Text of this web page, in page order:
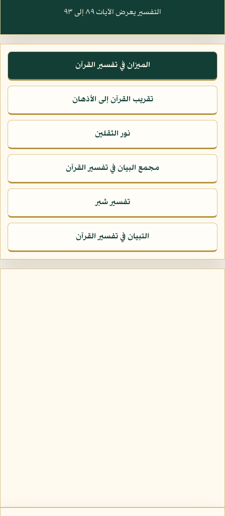
التفسير يعرض الآيات ٨٩ إلى ٩٣
الميزان في تفسير القرآن
تقريب القرآن إلى الأذهان
نور الثقلين
مجمع البيان في تفسير القرآن
تفسير شبر
التبيان في تفسير القرآن